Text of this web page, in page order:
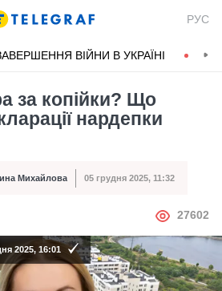
РУС
ВІЙНИ В УКРАЇНІ
за копійки? Що
нардепки
Михайлова 05 грудня 2025, 11:32
АВТОР
27602
2025, 16:01